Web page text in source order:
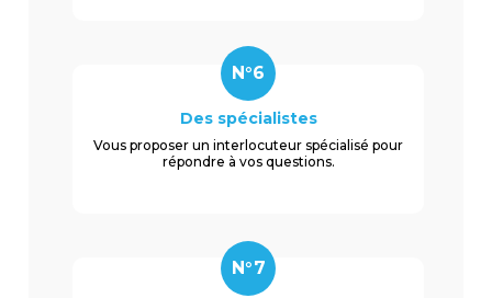
N°6
Des spécialistes
Vous proposer un interlocuteur spécialisé pour
répondre à vos questions.
N°7